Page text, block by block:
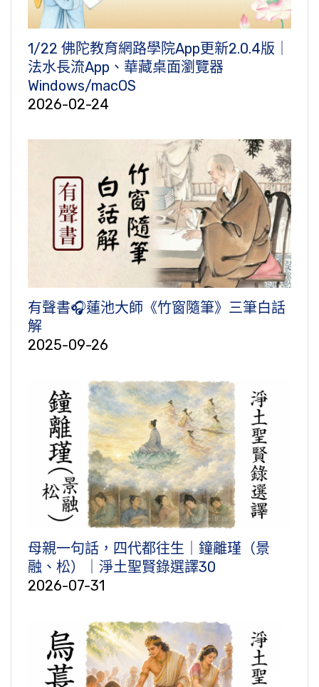
1/22 佛陀教育網路學院App更新2.0.4版｜
法水長流App、華藏桌面瀏覽器
Windows/macOS
2026-02-24
有聲書🎧蓮池大師《竹窗隨筆》三筆白話
解
2025-09-26
母親一句話，四代都往生｜鐘離瑾（景
融、松）｜淨土聖賢錄選譯30
2026-07-31